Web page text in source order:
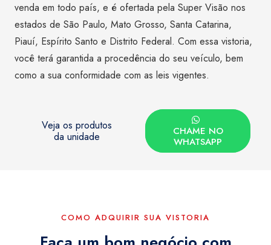
venda em todo país, e é ofertada pela Super Visão nos
estados de São Paulo, Mato Grosso, Santa Catarina,
Piauí, Espírito Santo e Distrito Federal. Com essa vistoria,
você terá garantida a procedência do seu veículo, bem
como a sua conformidade com as leis vigentes.
Veja os produtos
da unidade
CHAME NO
WHATSAPP
COMO ADQUIRIR SUA VISTORIA